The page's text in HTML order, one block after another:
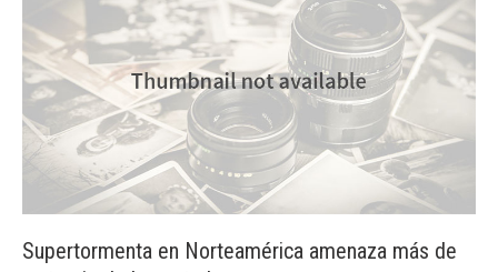
Supertormenta en Norteamérica amenaza más de